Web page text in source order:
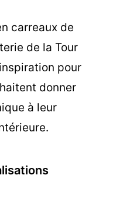
carreaux de
de la Tour
pour
donner
à leur